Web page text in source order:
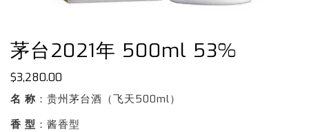
茅台2021年 500ml 53%
$3,280.00
名 称 ：贵州茅台酒（飞天500ml）
香 型 ：酱香型